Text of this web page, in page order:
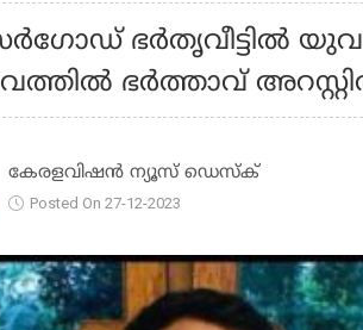
ഭര്‍തൃവീട്ടില്‍
ഭര്‍ത്താവ്
കേരളവിഷൻ ന്യൂസ് ഡെസ്‌ക്
Posted On 27-12-2023